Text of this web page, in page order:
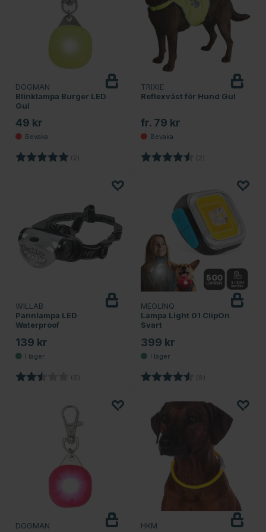
DOGMAN
Blinklampa Burger LED
Gul
49 kr
Betyg: (2)
TRIXIE
Reflexväst för Hund Gul
fr. 79 kr
Betyg: (2)
WILLAB
Pannlampa LED
Waterproof
139 kr
Betyg: (6)
MEOLINQ
Lampa Light 01 ClipOn
Svart
399 kr
Betyg: (8)
DOGMAN
HKM